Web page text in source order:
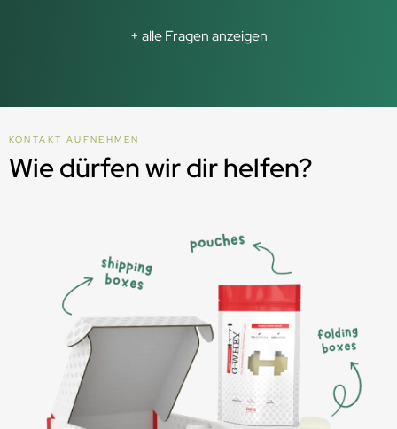
+ alle Fragen anzeigen
KONTAKT AUFNEHMEN
Wie dürfen wir dir helfen?